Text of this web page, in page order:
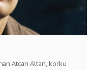
Atcan Altan, korku